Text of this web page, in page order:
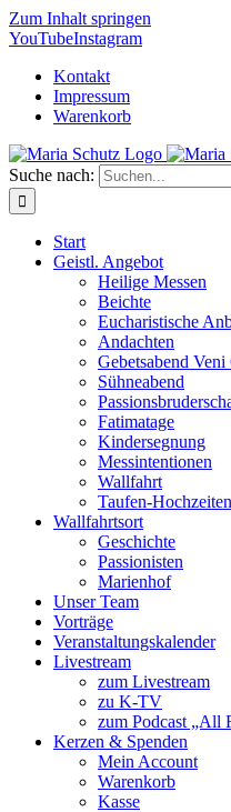
Zum Inhalt springen
YouTubeInstagram
Kontakt
Impressum
Warenkorb
Suche nach:
Start
Geistl. Angebot
Heilige Messen
Beichte
Eucharistische
Andachten
Gebetsabend
Sühneabend
Fatimatage
Kindersegnung
Messintentionen
Wallfahrt
Taufen-
Wallfahrtsort
Geschichte
Passionisten
Marienhof
Unser Team
Vorträge
Veranstaltungskalender
Livestream
zum Livestream
zu K-TV
zum Podcast „All
Kerzen & Spenden
Mein Account
Warenkorb
Kasse